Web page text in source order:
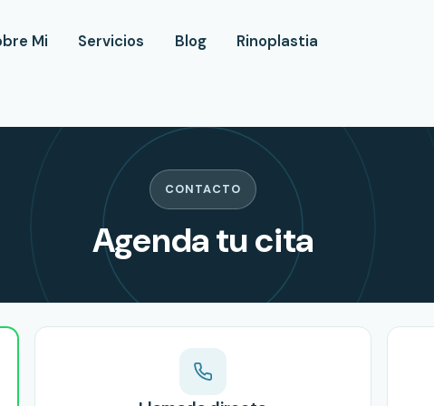
Mi Servicios Blog Rinoplastia
CONTACTO
Agenda tu cita